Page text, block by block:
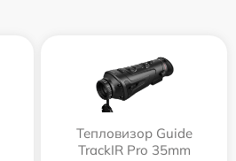
Тепловизор Guide
TrackIR Pro 35mm